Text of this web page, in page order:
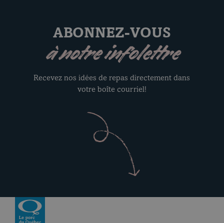
ABONNEZ-VOUS
à notre infolettre
Recevez nos idées de repas directement dans
votre boîte courriel!
Revenir à la page d’accueil